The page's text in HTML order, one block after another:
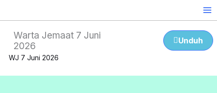
contentWarta Jemaat 7 Juni
2026
Unduh
WJ 7 Juni 2026